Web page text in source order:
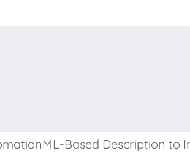
Based Description to